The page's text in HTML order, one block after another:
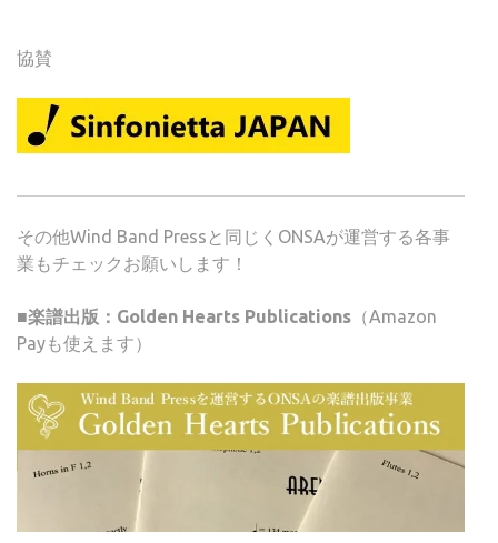
協賛
その他Wind Band Pressと同じくONSAが運営する各事
業もチェックお願いします！
■楽譜出版：Golden Hearts Publications （Amazon
Payも使えます）